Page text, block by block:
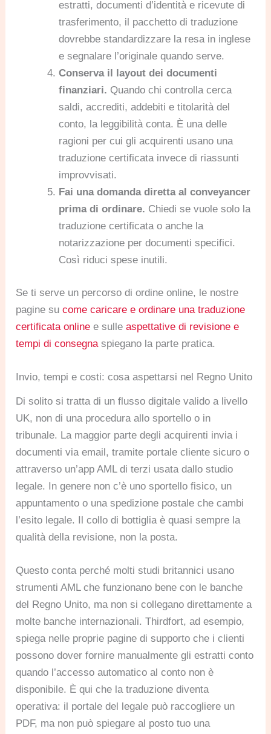
estratti, documenti d’identità e ricevute di
trasferimento, il pacchetto di traduzione
dovrebbe standardizzare la resa in inglese
e segnalare l’originale quando serve.
Conserva il layout dei documenti
finanziari. Quando chi controlla cerca
saldi, accrediti, addebiti e titolarità del
conto, la leggibilità conta. È una delle
ragioni per cui gli acquirenti usano una
traduzione certificata invece di riassunti
improvvisati.
Fai una domanda diretta al conveyancer
prima di ordinare. Chiedi se vuole solo la
traduzione certificata o anche la
notarizzazione per documenti specifici.
Così riduci spese inutili.
Se ti serve un percorso di ordine online, le nostre
pagine sucome caricare e ordinare una traduzione
certificata online e sulleaspettative di revisione e
tempi di consegna spiegano la parte pratica.
Invio, tempi e costi: cosa aspettarsi nel Regno Unito
Di solito si tratta di un flusso digitale valido a livello
UK, non di una procedura allo sportello o in
tribunale. La maggior parte degli acquirenti invia i
documenti via email, tramite portale cliente sicuro o
attraverso un’app AML di terzi usata dallo studio
legale. In genere non c’è uno sportello fisico, un
appuntamento o una spedizione postale che cambi
l’esito legale. Il collo di bottiglia è quasi sempre la
qualità della revisione, non la posta.
Questo conta perché molti studi britannici usano
strumenti AML che funzionano bene con le banche
del Regno Unito, ma non si collegano direttamente a
molte banche internazionali. Thirdfort, ad esempio,
spiega nelle proprie pagine di supporto che i clienti
possono dover fornire manualmente gli estratti conto
quando l’accesso automatico al conto non è
disponibile. È qui che la traduzione diventa
operativa: il portale del legale può raccogliere un
PDF, ma non può spiegare al posto tuo una